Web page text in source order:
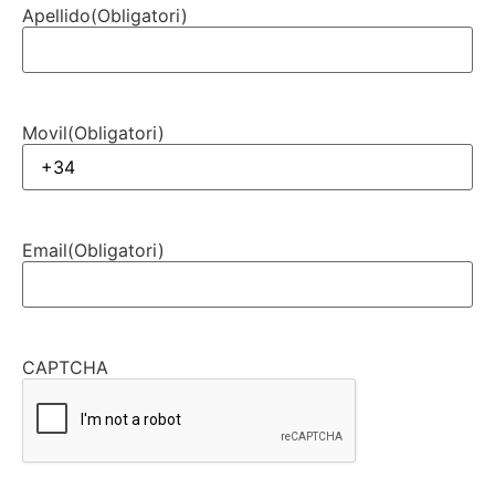
Apellido(Obligatori)
Movil(Obligatori)
Email(Obligatori)
CAPTCHA